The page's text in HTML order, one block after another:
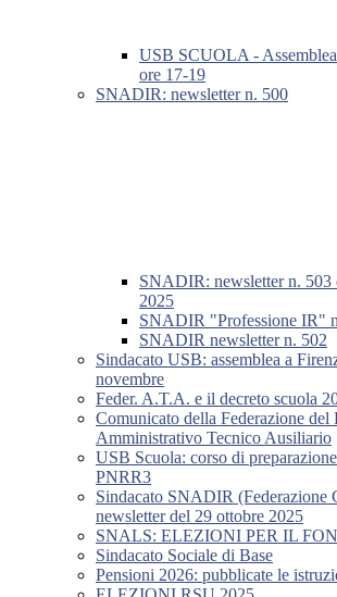
USB SCUOLA -
ore 17-19
SNADIR: newsletter n. 500
SNADIR: newsletter n. 503
2025
SNADIR "Professione IR"
SNADIR newsletter n. 502
Sindacato USB: assemblea a
novembre
Feder. A.T.A. e il decreto scuola
Comunicato della Federazione del
Amministrativo Tecnico Ausiliario
USB Scuola: corso di
PNRR3
Sindacato SNADIR (Federazione
newsletter del 29 ottobre 2025
SNALS: ELEZIONI PER IL
Sindacato Sociale di Base
Pensioni 2026: pubblicate le